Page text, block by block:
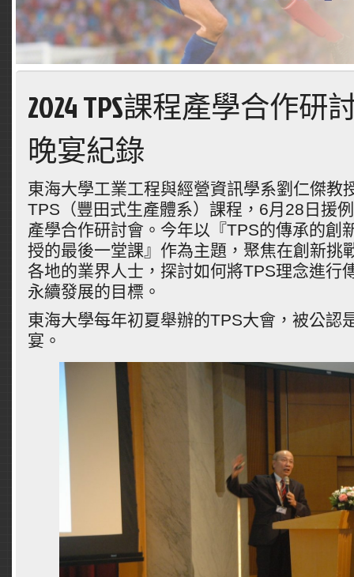
2024 TPS課程產學合作研
晚宴紀錄
東海大學工業工程與經營資訊學系劉仁傑教
TPS（豐田式生產體系）課程，6月28日援
產學合作研討會。今年以『TPS的傳承的創
授的最後一堂課』作為主題，聚焦在創新挑
各地的業界人士，探討如何將TPS理念進行
永續發展的目標。
東海大學每年初夏舉辦的TPS大會，被公認
宴。